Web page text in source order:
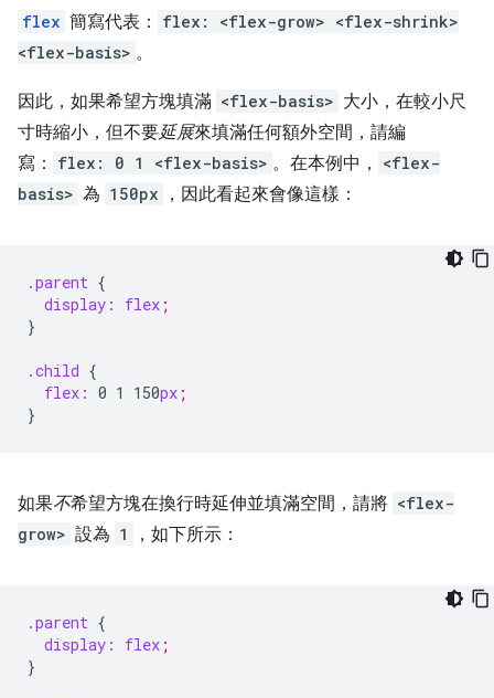
flex 簡寫代表：
flex: <flex-grow> <flex-shrink>
<flex-basis> 。
因此，如果希望方塊填滿 <flex-basis> 大小，在較小尺
寸時縮小，但不要延展來填滿任何額外空間，請編
寫：
flex: 0 1 <flex-basis> 。在本例中，
<flex-
basis> 為 150px ，因此看起來會像這樣：
.parent {
display:
flex ;
}
.child {
flex: 0 1 150px ;
}
如果不希望方塊在換行時延伸並填滿空間，請將 <flex-
grow> 設為 1 ，如下所示：
.parent {
display:
flex ;
}